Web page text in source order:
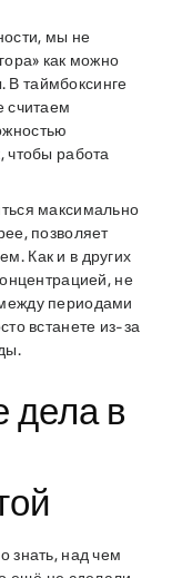
мы не
как можно
таймбоксинге
считаем
чтобы работа
максимально
позволяет
Как и в других
не
периодами
встанете из-за
дела в
знать, над чем